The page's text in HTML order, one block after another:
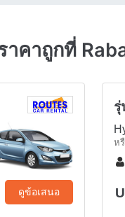
าคาถูกที่
ดูข้อเสนอ
ห